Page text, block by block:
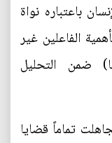
باعتباره نواة
الفاعلين غير
ضمن التحليل
تماماً قضايا